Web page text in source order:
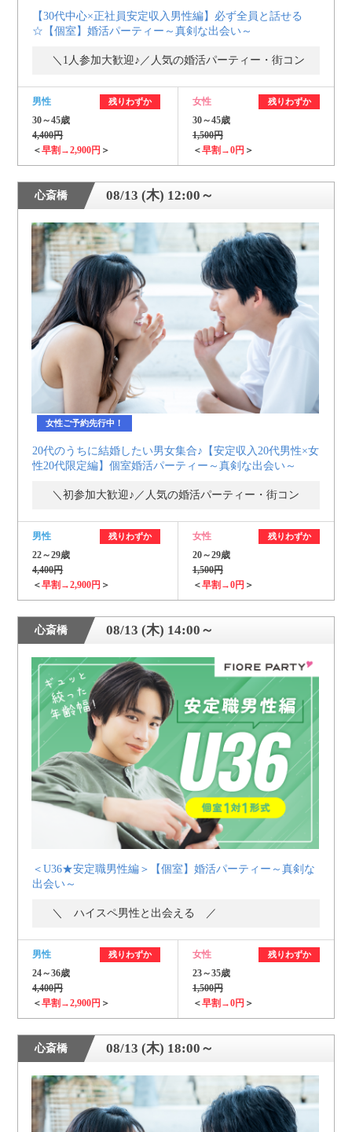
【30代中心×正社員安定収入男性編】必ず全員と話せる
☆【個室】婚活パーティー～真剣な出会い～
＼1人参加大歓迎♪／人気の婚活パーティー・街コン
男性 残りわずか
30～45歳
4,400円
＜早割→2,900円 ＞
女性 残りわずか
30～45歳
1,500円
＜早割→0円 ＞
心斎橋 08/13 (木) 12:00～
女性ご予約先行中！
20代のうちに結婚したい男女集合♪【安定収入20代男性×女
性20代限定編】個室婚活パーティー～真剣な出会い～
＼初参加大歓迎♪／人気の婚活パーティー・街コン
男性 残りわずか
22～29歳
4,400円
＜早割→2,900円 ＞
女性 残りわずか
20～29歳
1,500円
＜早割→0円 ＞
心斎橋 08/13 (木) 14:00～
＜U36★安定職男性編＞【個室】婚活パーティー～真剣な
出会い～
＼ ハイスペ男性と出会える ／
男性 残りわずか
24～36歳
4,400円
＜早割→2,900円 ＞
女性 残りわずか
23～35歳
1,500円
＜早割→0円 ＞
心斎橋 08/13 (木) 18:00～